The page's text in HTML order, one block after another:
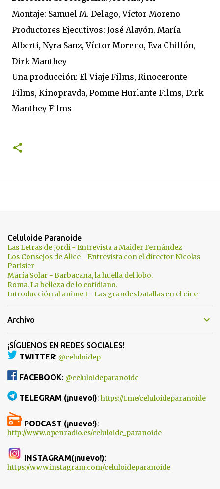
Montaje: Samuel M. Delago, Víctor Moreno
Productores Ejecutivos: José Alayón, María
Alberti, Nyra Sanz, Víctor Moreno, Eva Chillón,
Dirk Manthey
Una producción: El Viaje Films, Rinoceronte
Films, Kinopravda, Pomme Hurlante Films, Dirk
Manthey Films
Celuloide Paranoide
Las Letras de Jordi - Entrevista a Maider Fernández
Los Consejos de Alice - Entrevista con el director Nicolas
Parisier
María Solar - Barbacana, la huella del lobo.
Roma. La belleza de lo cotidiano.
Introducción al anime I - Las grandes batallas en el cine
Archivo
¡SÍGUENOS EN REDES SOCIALES!
TWITTER: @celuloidep
FACEBOOK: @celuloideparanoide
TELEGRAM (¡nuevo!): https://t.me/celuloideparanoide
PODCAST (¡nuevo!):
http://www.openradio.es/celuloide_paranoide
INSTAGRAM(¡nuevo!):
https://www.instagram.com/celuloideparanoide